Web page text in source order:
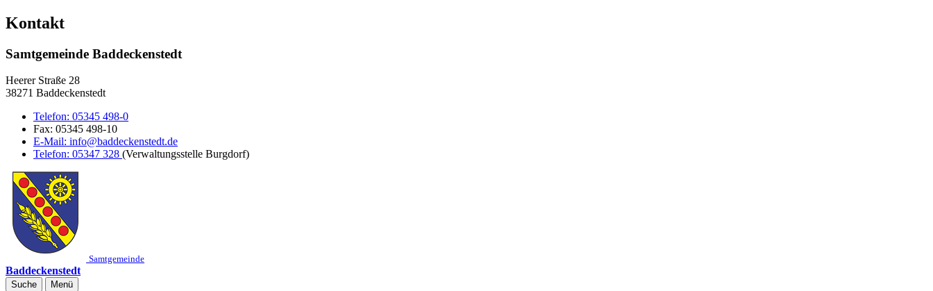
Kontakt
Samtgemeinde Baddeckenstedt
Heerer Straße 28
38271 Baddeckenstedt
Telefon: 05345 498-0
Fax: 05345 498-10
E-Mail: info@baddeckenstedt.de
Telefon: 05347 328 (Verwaltungsstelle Burgdorf)
Samtgemeinde
Baddeckenstedt
Suche
Menü